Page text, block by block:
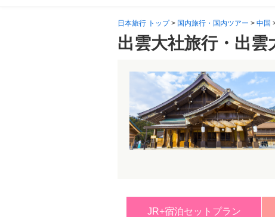
日本旅行 トップ> 国内旅行・国内ツアー > 中国
出雲大社旅行・出雲
JR+宿泊セットプラン